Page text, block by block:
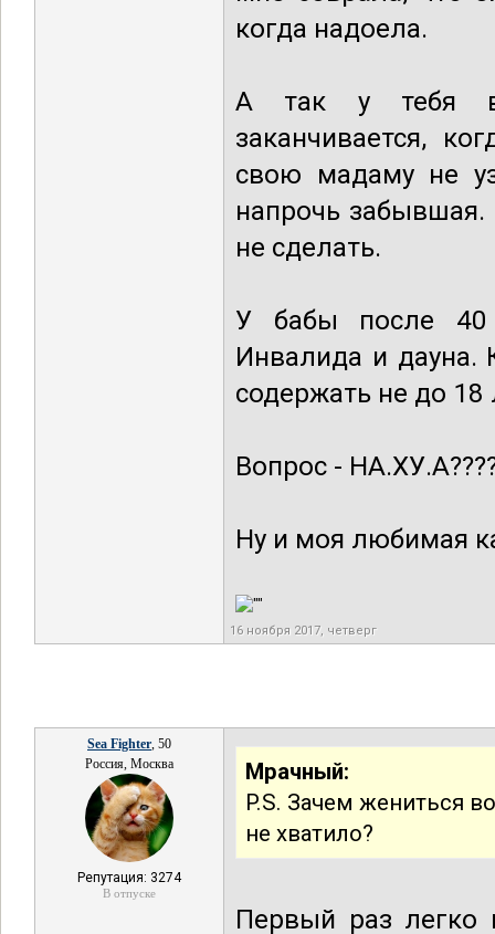
когда надоела.
А так у тебя
заканчивается,
свою мадаму не
напрочь забывшая.
не сделать.
У бабы после 40
Инвалида и дауна.
содержать не до 18
Вопрос -
Ну и моя любимая
16 ноября 2017, четверг
Sea Fighter, 50
Россия, Москва
Репутация: 3274
В отпуске
Мрачный:
P.S. Зачем жениться
не хватило?
Первый раз